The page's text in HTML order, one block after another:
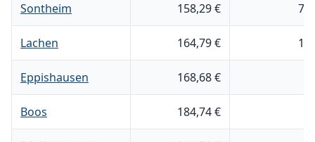
Sontheim 158,29 €
Lachen 164,79 €
Eppishausen 168,68 €
Boos 184,74 €